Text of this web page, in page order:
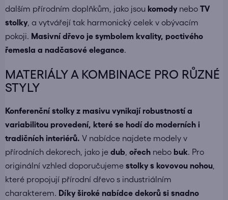
dalším přírodním doplňkům, jako jsou komodynebo TV
stolky, a vytvářejí tak harmonický celek v obývacím
pokoji. Masivní dřevo je symbolem kvality, poctivého
řemesla a nadčasové elegance
MATERIÁLY A KOMBINACE PRO RŮZNÉ
STYLY
Konferenční stolky z masivu vynikají robustností a
variabilitou provedení, které se hodí do moderních i
tradičních interiérů. V nabídce najdete modely v
přírodních dekorech, jako je dub ořech nebo buk. Pro
originální vzhled doporučujeme stolky s kovovou nohou
které propojují přírodní dřevo s industriálním
charakterem. Díky široké nabídce dekorů si snadno